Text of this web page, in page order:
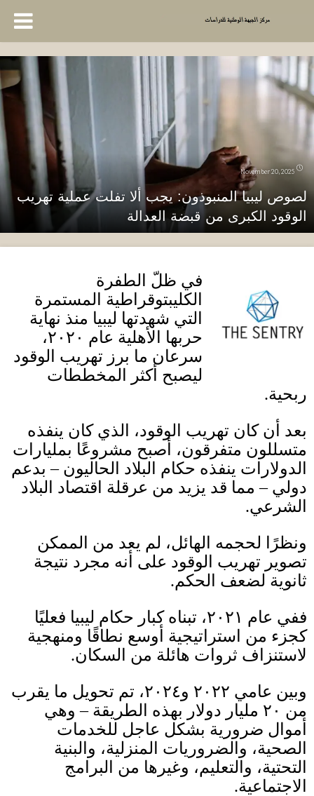
November 20, 2025
لصوص ليبيا المنبوذون: يجب ألا تفلت عملية تهريب
الوقود الكبرى من قبضة العدالة
في ظلّ الطفرة
الكليبتوقراطية المستمرة
التي شهدتها ليبيا منذ نهاية
حربها الأهلية عام ٢٠٢٠،
سرعان ما برز تهريب الوقود
ليصبح أكثر المخططات
ربحية.
بعد أن كان تهريب الوقود، الذي كان ينفذه
متسللون متفرقون، أصبح مشروعًا بمليارات
الدولارات ينفذه حكام البلاد الحاليون– بدعم
دولي– مما قد يزيد من عرقلة اقتصاد البلاد
الشرعي.
ونظرًا لحجمه الهائل، لم يعد من الممكن
تصوير تهريب الوقود على أنه مجرد نتيجة
ثانوية لضعف الحكم.
ففي عام ٢٠٢١، تبناه كبار حكام ليبيا فعليًا
كجزء من استراتيجية أوسع نطاقًا ومنهجية
لاستنزاف ثروات هائلة من السكان.
وبين عامي ٢٠٢٢ و٢٠٢٤، تم تحويل ما يقرب
من ٢٠ مليار دولار بهذه الطريقة
– وهي
أموال ضرورية بشكل عاجل للخدمات
الصحية، والضروريات المنزلية، والبنية
التحتية، والتعليم، وغيرها من البرامج
الاجتماعية.